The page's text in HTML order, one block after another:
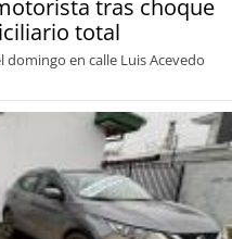
tras choque
total
domingo en calle Luis Acevedo